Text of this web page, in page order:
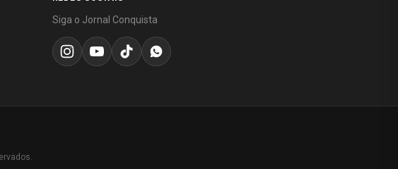
Siga o Jornal Conquista